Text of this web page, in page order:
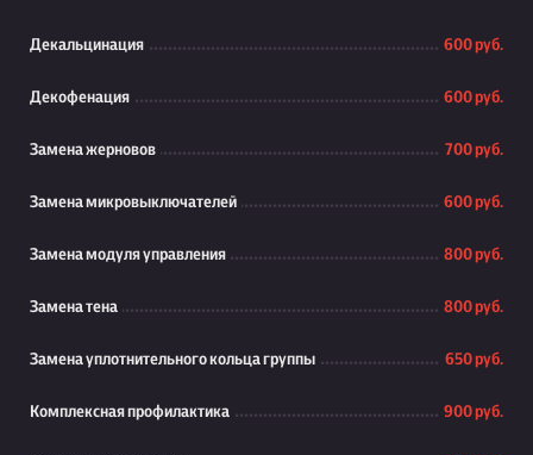
Декальцинация 600 руб.
Декофенация 600 руб.
Замена жерновов 700 руб.
Замена микровыключателей 600 руб.
Замена модуля управления 800 руб.
Замена тена 800 руб.
Замена уплотнительного кольца группы 650 руб.
Комплексная профилактика 900 руб.